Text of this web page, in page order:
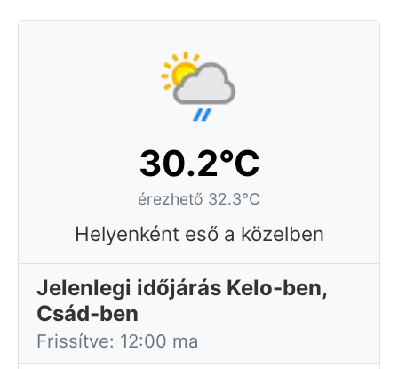
30.2°C
érezhető 32.3°C
Helyenként eső a közelben
Jelenlegi időjárás Kelo-ben,
Csád-ben
Frissítve: 12:00 ma